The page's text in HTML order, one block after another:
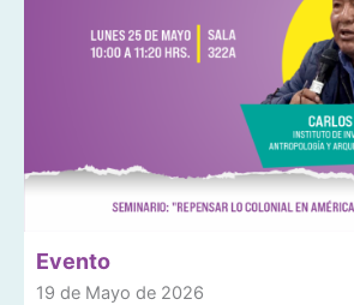
Evento
19 de Mayo de 2026